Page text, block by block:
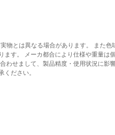
物とは異なる場合があります。 また色
ます。 メーカ都合により仕様や重量は
わせまして、製品精度・使用状況に影
ださい。